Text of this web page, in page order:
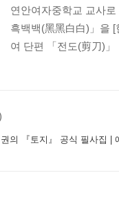
연안여자중학교 교사
흑백백(黑黑白白)」을
여 단편 「전도(剪刀)
의 『토지』 공식 필사집 |